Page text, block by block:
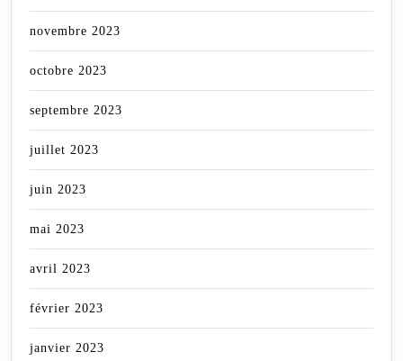
novembre 2023
octobre 2023
septembre 2023
juillet 2023
juin 2023
mai 2023
avril 2023
février 2023
janvier 2023